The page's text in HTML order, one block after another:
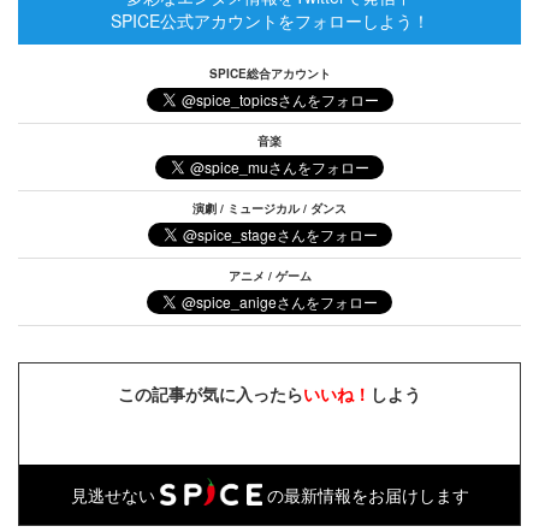
SPICE公式アカウントをフォローしよう！
SPICE総合アカウント
音楽
演劇 / ミュージカル / ダンス
アニメ / ゲーム
この記事が気に入ったらいいね！ しよう
見逃せない の最新情報をお届けします